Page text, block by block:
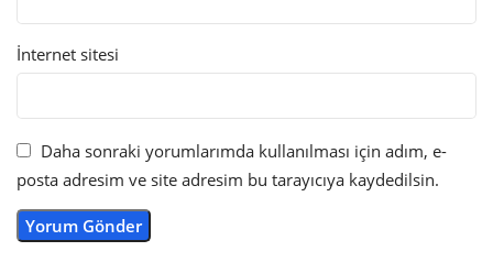
İnternet sitesi
Daha sonraki yorumlarımda kullanılması için adım, e-
posta adresim ve site adresim bu tarayıcıya kaydedilsin.